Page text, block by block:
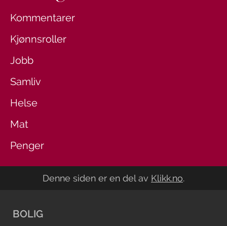
Kommentarer
Kjønnsroller
Jobb
Samliv
Helse
Mat
Penger
Denne siden er en del av Klikk.no.
BOLIG